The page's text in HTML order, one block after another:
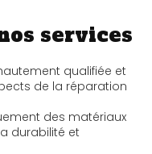
services
qualifiée et
de la réparation
des matériaux
durabilité et